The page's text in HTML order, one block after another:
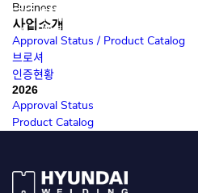
Business
사업소개
Approval Status / Product Catalog
브로셔
인증현황
2026
ApprovalStatus
ProductCatalog